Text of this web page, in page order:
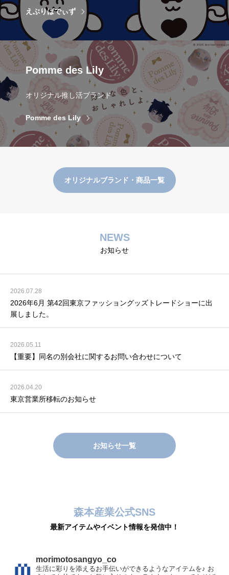
えぶりばでぃず
Pomme des Lily
オリジナル推し活ブランド
Pomme des Lily
オリジナルブランド・商品一覧
NEWS
お知らせ
2026.07.28
2026年6月 第42回東京ファッショングッズトレードショーに出
展しました。
2026.05.11
【重要】同名の別会社に関するお問い合わせについて
2026.04.20
東京営業所移転のお知らせ
お知らせ一覧
森本産業公式SNS
最新アイテムやイベント情報を発信中！
morimotosangyo_co
生活に彩りを添えるお手伝いができるようなアイテムを♪ お